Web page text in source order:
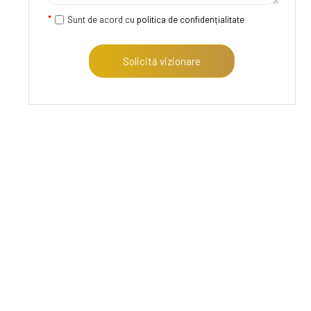
Sunt de acord cu politica de confidențialitate
Solicită vizionare